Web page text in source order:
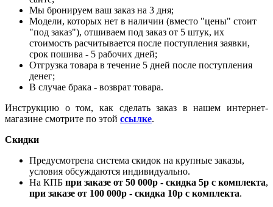
Мы бронируем ваш заказ на 3 дня;
Модели, которых нет в наличии (вместо "цены" стоит
"под заказ"), отшиваем под заказ от 5 штук, их
стоимость расчитывается после поступления заявки,
срок пошива - 5 рабочих дней;
Отгрузка товара в течение 5 дней после поступления
денег;
В случае брака - возврат товара.
Инструкцию о том, как сделать заказ в нашем интернет-
магазине смотрите по этой ссылке.
Скидки
Предусмотрена система скидок на крупные заказы,
условия обсуждаются индивидуально.
На КПБ при заказе от 50 000р - скидка 5р с комплекта,
при заказе от 100 000р - скидка 10р с комплекта.